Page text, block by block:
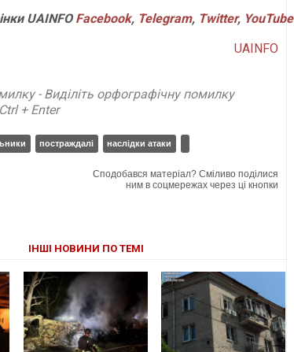
UAINFO Facebook, Telegram, Twitter, YouTube
UAINFO
- Виділіть орфографічну помилку
+ Enter
постраждалі наслідки атаки
Сподобався матеріал? Сміливо поділися
ним в соцмережах через ці кнопки
ІНШІ НОВИНИ ПО ТЕМІ